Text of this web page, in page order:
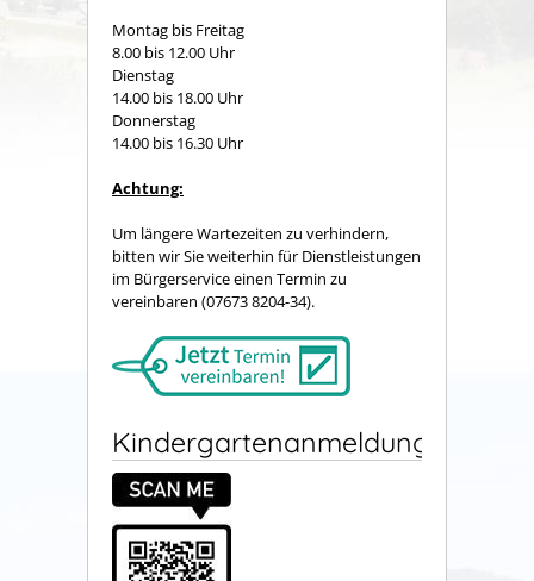
Montag bis Freitag
8.00 bis 12.00 Uhr
Dienstag
14.00 bis 18.00 Uhr
Donnerstag
14.00 bis 16.30 Uhr
Achtung:
Um längere Wartezeiten zu verhindern,
bitten wir Sie weiterhin für Dienstleistungen
im Bürgerservice einen Termin zu
vereinbaren (07673 8204-34).
Kindergartenanmeldung